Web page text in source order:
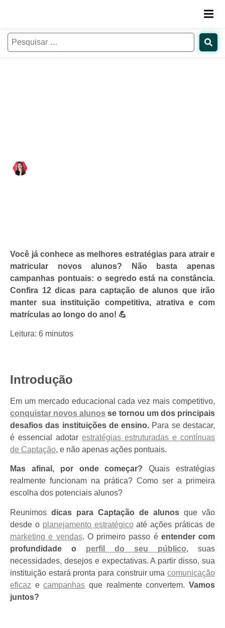
Você já conhece as melhores estratégias para atrair e
matricular novos alunos? Não basta apenas
campanhas pontuais: o segredo está na constância.
Confira 12 dicas para captação de alunos que irão
manter sua instituição competitiva, atrativa e com
matrículas ao longo do ano! 💪
Leitura: 6 minutos
Introdução
Em um mercado educacional cada vez mais competitivo,
conquistar novos alunos se tornou um dos principais
desafios das instituições de ensino. Para se destacar,
é essencial adotar estratégias estruturadas e contínuas
de Captação, e não apenas ações pontuais.
Mas afinal, por onde começar? Quais estratégias
realmente funcionam na prática? Como ser a primeira
escolha dos potenciais alunos?
Reunimos dicas para Captação de alunos que vão
desde o planejamento estratégicoaté ações práticas de
marketing e vendas. O primeiro passo é entender com
profundidade o perfil do seu público, suas
necessidades, desejos e expectativas. A partir disso, sua
instituição estará pronta para construir uma comunicação
eficaz ecampanhas que realmente convertem.Vamos
juntos?